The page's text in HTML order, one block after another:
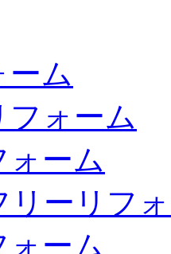
ーム
フォーム
ォーム
リーリフ
ォーム